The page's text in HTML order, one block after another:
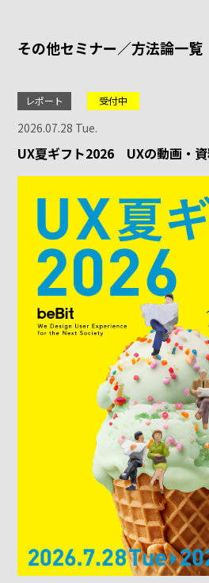
その他セミナー／方法論一覧
レポート 受付中
2026.07.28 Tue.
UX夏ギフト2026 UXの動画・